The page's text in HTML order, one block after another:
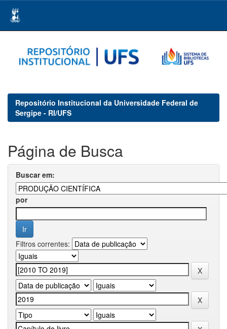
navigation
Repositório Institucional da Universidade Federal de
Sergipe - RI/UFS
Página de Busca
Buscar em:
por
Filtros correntes: